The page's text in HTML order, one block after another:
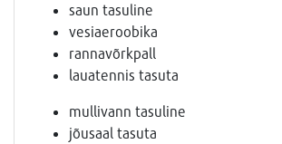
saun tasuline
vesiaeroobika
rannavõrkpall
lauatennis tasuta
mullivann tasuline
jõusaal tasuta